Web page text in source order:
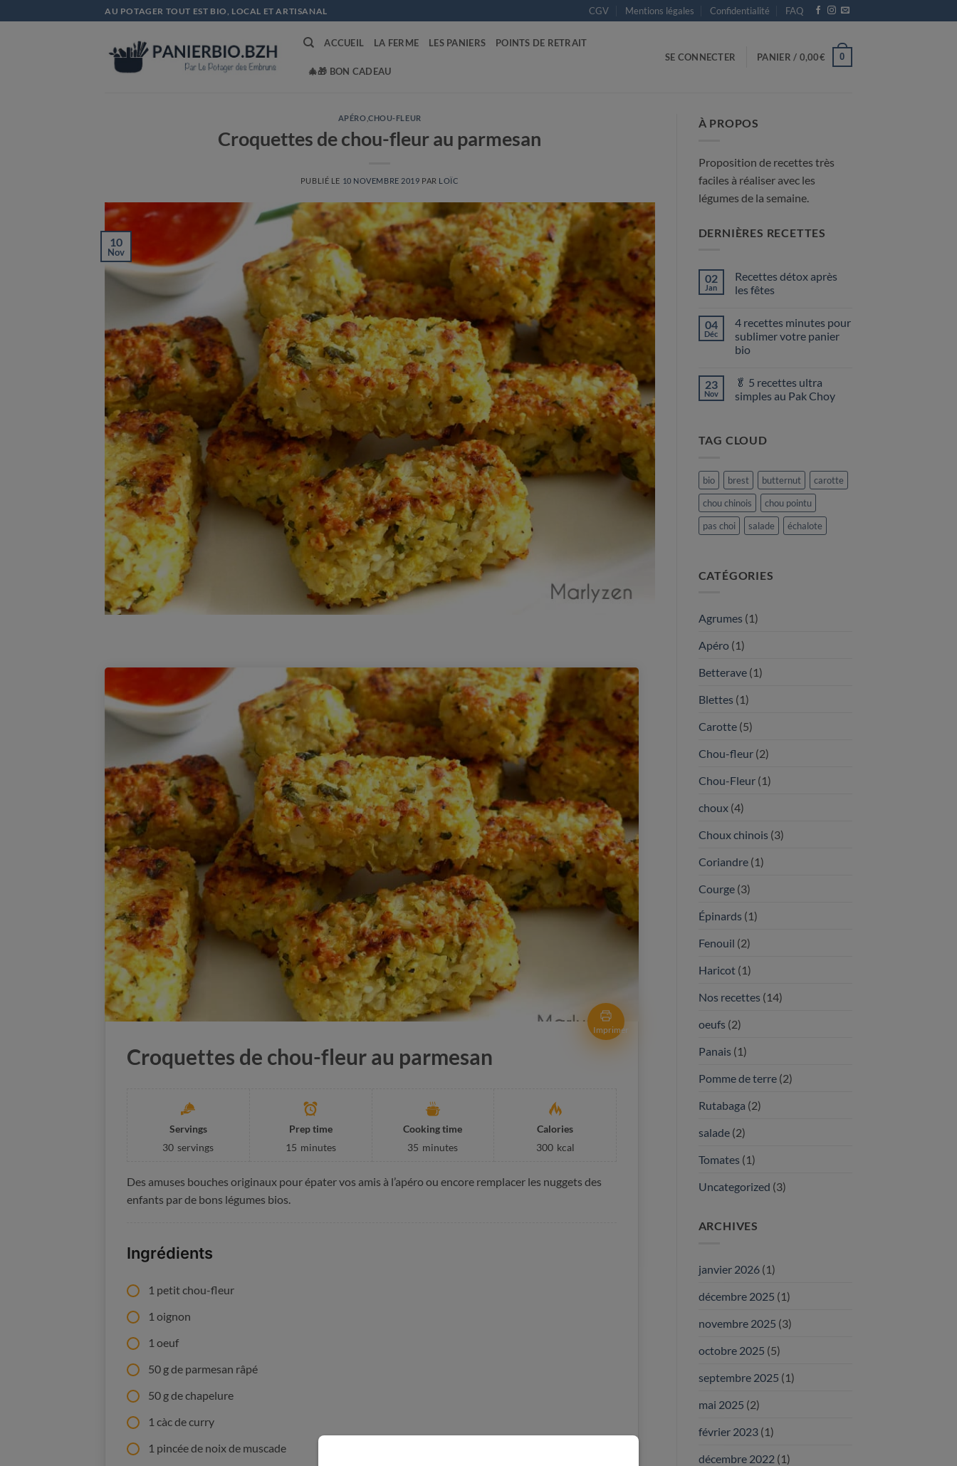
au
AU POTAGER TOUT EST BIO, LOCAL ET ARTISANAL CGV Mentions légales Confidentialité FAQ
ACCUEIL LA FERME LES PANIERS POINTS DE RETRAIT
🎄🎁 BON CADEAU
SE CONNECTER PANIER / 0,00€ 0
APÉRO ,CHOU-FLEUR
Croquettes de chou-fleur au parmesan
PUBLIÉ LE 10 NOVEMBRE 2019 PAR LOÏC
10
Nov
Imprimer
Croquettes de chou-fleur au parmesan
Servings
30 servings
Prep time
15 minutes
Cooking time
35 minutes
Calories
300 kcal
Des amuses bouches originaux pour épater vos amis à l’apéro ou encore remplacer les nuggets des
enfants par de bons légumes bios.
Ingrédients
1 petit chou-fleur
1 oignon
1 oeuf
50 g de parmesan râpé
50 g de chapelure
1 càc de curry
1 pincée de noix de muscade
À PROPOS
Proposition de recettes très
faciles à réaliser avec les
légumes de la semaine.
DERNIÈRES RECETTES
02
Jan
Recettes détox après
les fêtes
sur
Recettes
détox
après
04
Déc
4 recettes minutes pour
sublimer votre panier
bio
sur
recettes
votre
panier
23
Nov
🥬 5 recettes ultra
simples au Pak Choy
🥬
5
simples
au
Pak
Choy
TAG CLOUD
bio brest butternut
carotte
chou chinois
chou pointu
pas choi
salade échalote
CATÉGORIES
Agrumes (1)
Apéro(1)
Betterave(1)
Blettes (1)
Carotte(5)
Chou-fleur(2)
Chou-Fleur(1)
choux(4)
Choux chinois (3)
Coriandre(1)
Courge(3)
Épinards (1)
Fenouil (2)
Haricot(1)
Nos recettes (14)
oeufs (2)
Panais (1)
Pomme de terre(2)
Rutabaga (2)
salade(2)
Tomates (1)
Uncategorized (3)
ARCHIVES
janvier 2026(1)
décembre 2025 (1)
novembre 2025 (3)
octobre 2025 (5)
septembre 2025 (1)
mai 2025 (2)
février 2023(1)
décembre 2022 (1)